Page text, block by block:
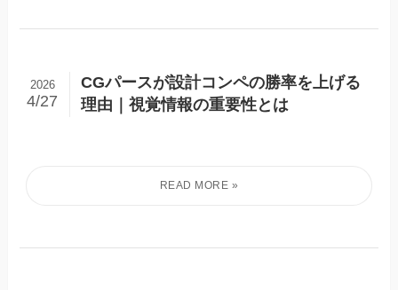
CGパースが設計コンペの勝率を上げる
理由｜視覚情報の重要性とは
2026
4/27